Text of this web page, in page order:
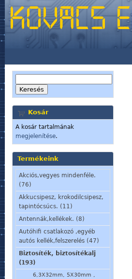
Kosár
A kosár tartalmának
megjelenítése.
Termékeink
Akciós,vegyes mindenféle.
(76)
Akkucsipesz, krokodilcsipesz,
tapintócsúcs. (11)
Antennák,kellékek. (8)
Autóhifi csatlakozó ,egyéb
autós kellék,felszerelés (47)
Biztosíték, biztosítékalj
(193)
6,3X32mm, 5X30mm ,